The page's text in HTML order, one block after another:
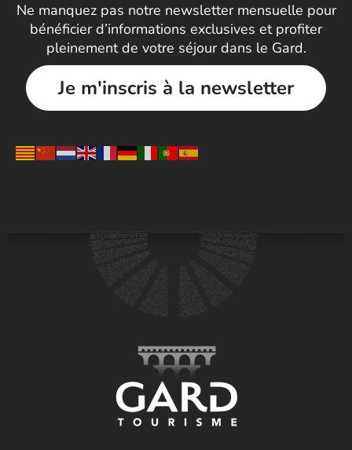
Ne manquez pas notre newsletter mensuelle pour
bénéficier d’informations exclusives et profiter
pleinement de votre séjour dans le Gard.
Je m'inscris à la newsletter